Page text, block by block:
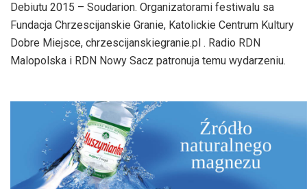
Debiutu 2015 – Soudarion. Organizatorami festiwalu sa
Fundacja Chrzescijanskie Granie, Katolickie Centrum Kultury
Dobre Miejsce, chrzescijanskiegranie.pl . Radio RDN
Malopolska i RDN Nowy Sacz patronuja temu wydarzeniu.